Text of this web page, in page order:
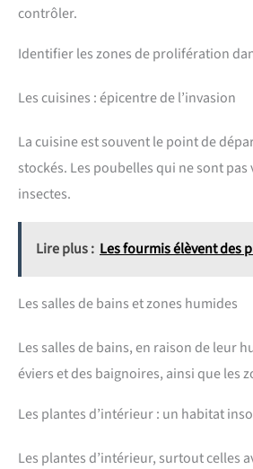
contrôler.
Identifier les zones de prolifération
Les cuisines : épicentre de l’invasion
La cuisine est souvent le point de
stockés. Les poubelles qui ne sont
insectes.
Lire plus : Les fourmis élèvent des
Les salles de bains et zones humides
Les salles de bains, en raison de leur
éviers et des baignoires, ainsi que les
Les plantes d’intérieur : un habitat
Les plantes d’intérieur, surtout celles